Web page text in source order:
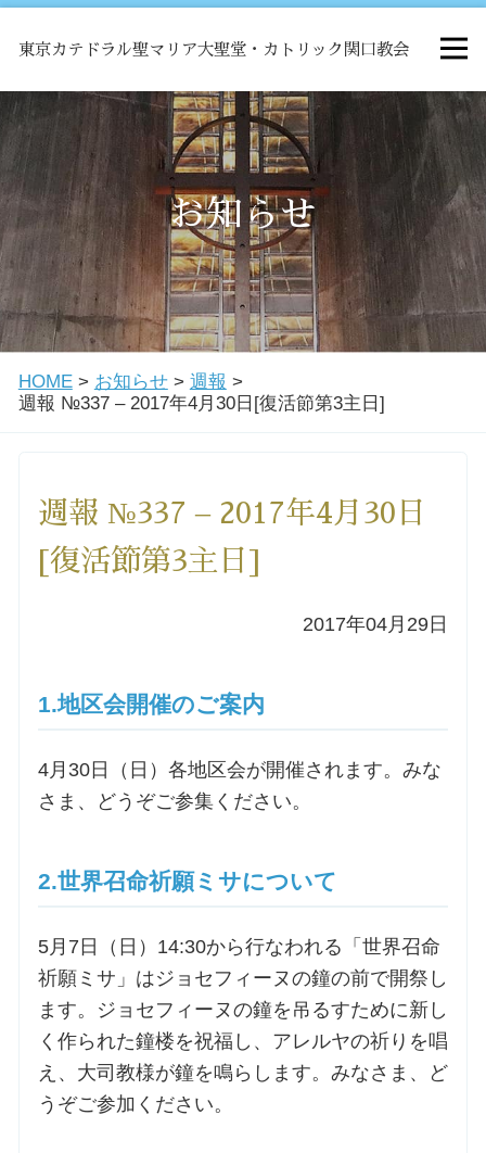
東京カテドラル聖マリア大聖堂・カトリック関口教会
HOME
ミサ
お知らせ
関口教会について
教会学校・中高生会
洗礼を希望される方
森田神父の講座
シスター中島の講座
三田助祭の講座
オルガンメディテーション
交通・アクセス
お知らせ
HOME> お知らせ> 週報 >
週報 №337 – 2017年4月30日[復活節第3主日]
週報 №337 – 2017年4月30日
[復活節第3主日]
2017年04月29日
1.地区会開催のご案内
4月30日（日）各地区会が開催されます。みな
さま、どうぞご参集ください。
2.世界召命祈願ミサについて
5月7日（日）14:30から行なわれる「世界召命
祈願ミサ」はジョセフィーヌの鐘の前で開祭し
ます。ジョセフィーヌの鐘を吊るすために新し
く作られた鐘楼を祝福し、アレルヤの祈りを唱
え、大司教様が鐘を鳴らします。みなさま、ど
うぞご参加ください。